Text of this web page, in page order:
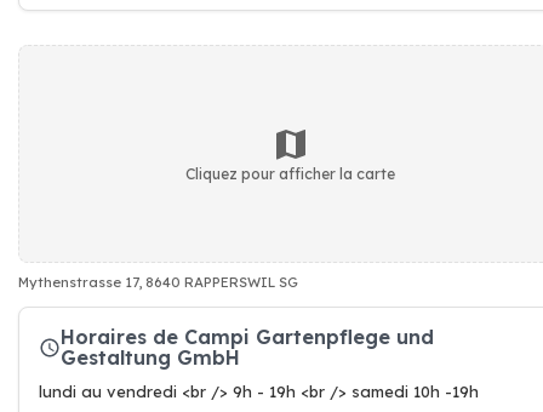
Cliquez pour afficher la carte
Mythenstrasse 17, 8640 RAPPERSWIL SG
Horaires de Campi Gartenpflege und
Gestaltung GmbH
lundi au vendredi <br /> 9h - 19h <br /> samedi 10h -19h